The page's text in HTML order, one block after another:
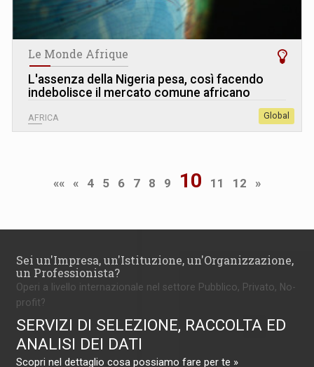
Le Monde Afrique
L'assenza della Nigeria pesa, così facendo
indebolisce il mercato comune africano
AFRICA Global
«« « 4 5 6 7 8 9 10 11 12 »
Sei un'Impresa, un'Istituzione, un'Organizzazione,
un Professionista?
Operi a livello internazionale nel settore Pubblico, Privato, No-
profit?
SERVIZI DI SELEZIONE, RACCOLTA ED
ANALISI DEI DATI
Scopri nel dettaglio cosa possiamo fare per te »